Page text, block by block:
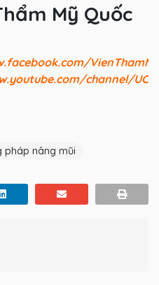
Mỹ Quốc
channel/
pháp nâng mũi